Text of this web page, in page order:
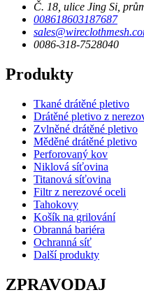
Č. 18, ulice Jing Si,
008618603187687
0086-318-7528040
Produkty
Tkané drátěné pletivo
Drátěné pletivo z
Zvlněné drátěné pletivo
Měděné drátěné pletivo
Perforovaný kov
Niklová síťovina
Titanová síťovina
Filtr z nerezové oceli
Tahokovy
Košík na grilování
Obranná bariéra
Ochranná síť
Další produkty
ZPRAVODAJ